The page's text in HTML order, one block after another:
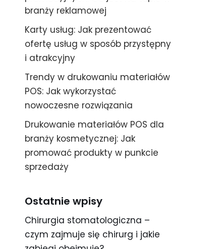
branży reklamowej
Karty usług: Jak prezentować
ofertę usług w sposób przystępny
i atrakcyjny
Trendy w drukowaniu materiałów
POS: Jak wykorzystać
nowoczesne rozwiązania
Drukowanie materiałów POS dla
branży kosmetycznej: Jak
promować produkty w punkcie
sprzedaży
Ostatnie wpisy
Chirurgia stomatologiczna –
czym zajmuje się chirurg i jakie